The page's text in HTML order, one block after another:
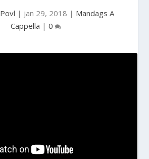
Povl | jan 29, 2018 | Mandags A
Cappella | 0